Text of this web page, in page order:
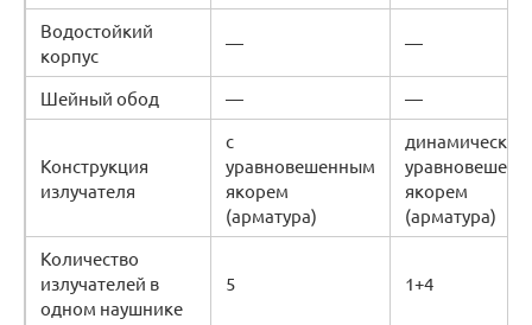
Водостойкий
корпус
— —
Шейный обод — —
Конструкция
излучателя
с
уравновешенным
якорем
(арматура)
якорем
(арматура)
Количество
излучателей в
одном наушнике
5 1+4